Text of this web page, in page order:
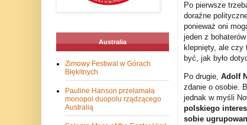
Po pierwsze
doraźne
ponieważ oni
jeden z
klepnięty, ale
być, jak było
Po drugie, Adolf
zdanie o osobie.
jednak w myśli
polskiego
sobie
Australia
Zimowy Festiwal w Górach
Błękitnych
Pauline Hanson przełamała
monopol duopolu rządzącego
Australią